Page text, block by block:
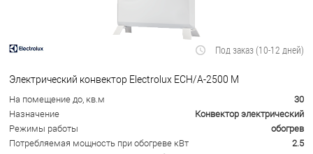
Под заказ (10-12 дней)
Электрический конвектор Electrolux ECH/A-2500 M
На помещение до, кв.м
30
Назначение
Конвектор электрический
Режимы работы
обогрев
Потребляемая мощность при обогреве кВт
2.5